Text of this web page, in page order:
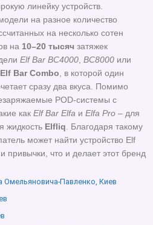
линейку устройств.
на разное количество
на несколько сотен
на 10–20 тысяч затяжек
Elf Bar BC4000 BC8000 или
Elf Bar Combo , в которой один
сразу два вкуса. Помимо
POD-системы с
как Elf Bar Elfa и Elfa Pro – для
жидкость Elfliq . Благодаря такому
может найти устройство Elf
привычки, что и делает этот бренд
Омельяновича-Павленко, Киев